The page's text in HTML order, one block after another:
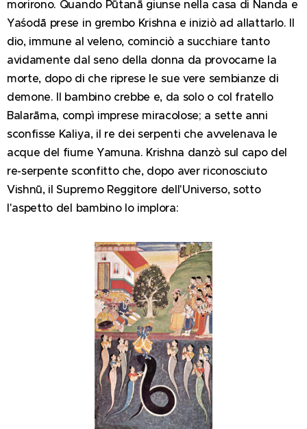
morirono. Quando Pūtanā giunse nella casa di Nanda e
Yaśodā prese in grembo Krishna e iniziò ad allattarlo. Il
dio, immune al veleno, cominciò a succhiare tanto
avidamente dal seno della donna da provocarne la
morte, dopo di che riprese le sue vere sembianze di
demone. Il bambino crebbe e, da solo o col fratello
Balarāma, compì imprese miracolose; a sette anni
sconfisse Kaliya, il re dei serpenti che avvelenava le
acque del fiume Yamuna. Krishna danzò sul capo del
re-serpente sconfitto che, dopo aver riconosciuto
Vishnū, il Supremo Reggitore dell'Universo, sotto
l'aspetto del bambino lo implora: